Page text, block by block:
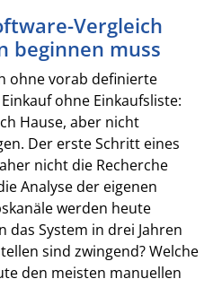
Vergleich
beginnen muss
ohne vorab definierte
ohne Einkaufsliste:
Hause, aber nicht
Der erste Schritt eines
nicht die Recherche
Analyse der eigenen
werden heute
das System in drei Jahren
sind zwingend? Welche
den meisten manuellen